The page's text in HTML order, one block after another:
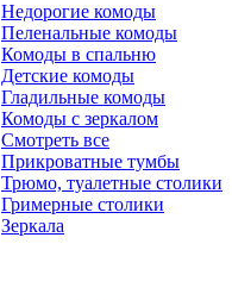
Недорогие комоды
Пеленальные комоды
Комоды в спальню
Детские комоды
Гладильные комоды
Комоды с зеркалом
Смотреть все
Прикроватные тумбы
Трюмо, туалетные столики
Гримерные столики
Зеркала